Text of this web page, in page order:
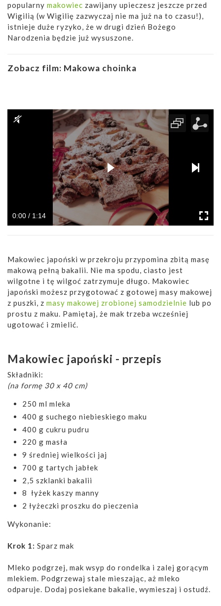
popularny makowiec zawijany upieczesz jeszcze przed
Wigilią (w Wigilię zazwyczaj nie ma już na to czasu!),
istnieje duże ryzyko, że w drugi dzień Bożego
Narodzenia będzie już wysuszone.
Zobacz film: Makowa choinka
0:00 / 1:14
Makowiec japoński w przekroju przypomina zbitą masę
makową pełną bakalii. Nie ma spodu, ciasto jest
wilgotne i tę wilgoć zatrzymuje długo. Makowiec
japoński możesz przygotować z gotowej masy makowej
z puszki, z masy makowej zrobionej samodzielnie lub po
prostu z maku. Pamiętaj, że mak trzeba wcześniej
ugotować i zmielić.
Makowiec japoński - przepis
Składniki:
(na formę 30 x 40 cm)
250 ml mleka
400 g suchego niebieskiego maku
400 g cukru pudru
220 g masła
9 średniej wielkości jaj
700 g tartych jabłek
2,5 szklanki bakalii
8 łyżek kaszy manny
2 łyżeczki proszku do pieczenia
Wykonanie:
Krok 1: Sparz mak
Mleko podgrzej, mak wsyp do rondelka i zalej gorącym
mlekiem. Podgrzewaj stale mieszając, aż mleko
odparuje. Dodaj posiekane bakalie, wymieszaj i ostudź.